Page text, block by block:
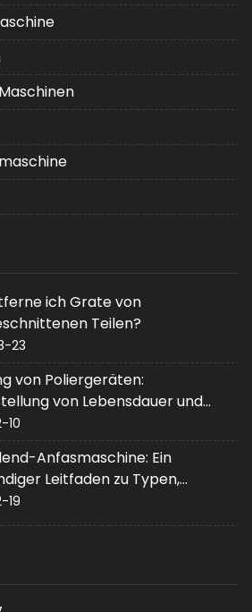
ich Grate von
Teilen?
23
von Poliergeräten:
von Lebensdauer und
10
Anfasmaschine: Ein
Leitfaden zu Typen,
und Kauf
19